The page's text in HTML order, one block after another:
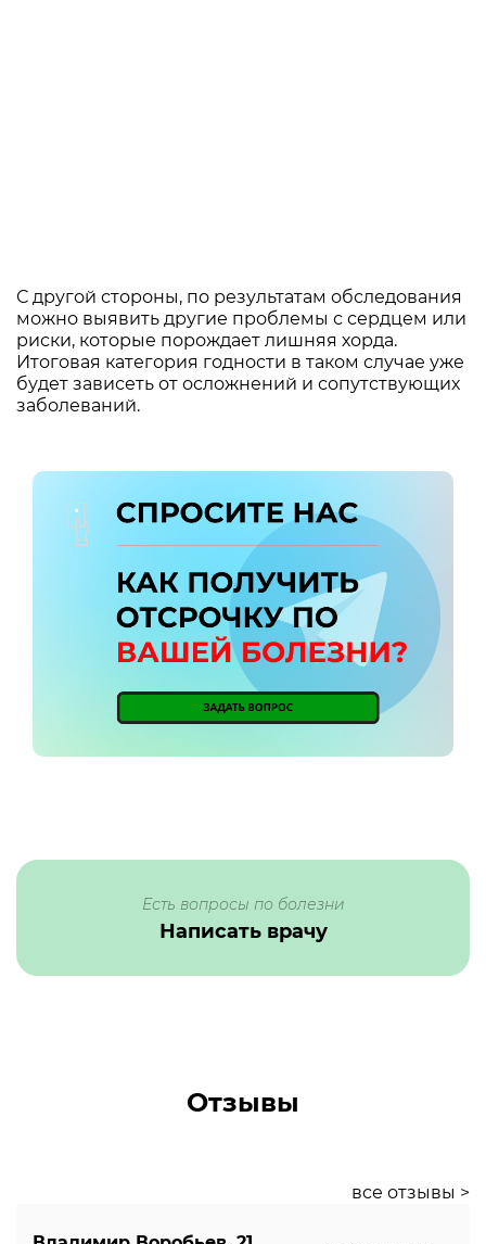
С другой стороны, по результатам обследования
можно выявить другие проблемы с сердцем или
риски, которые порождает лишняя хорда.
Итоговая категория годности в таком случае уже
будет зависеть от осложнений и сопутствующих
заболеваний.
Есть вопросы по болезни
Написать врачу
Отзывы
все отзывы >